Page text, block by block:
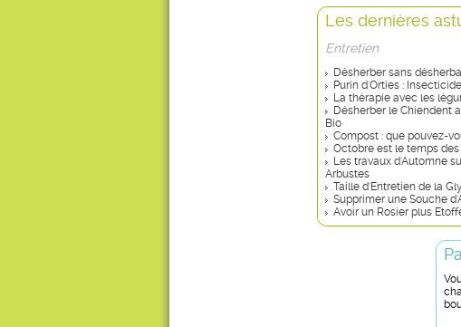
Les dernières
Entretien
Désherber sans
Purin d'Orties :
La thérapie avec les
Désherber le Chiendent
Bio
Compost : que pouvez-
Octobre est le temps
Les travaux d'Automne
Arbustes
Taille d'Entretien de la
Supprimer une Souche
Avoir un Rosier plus